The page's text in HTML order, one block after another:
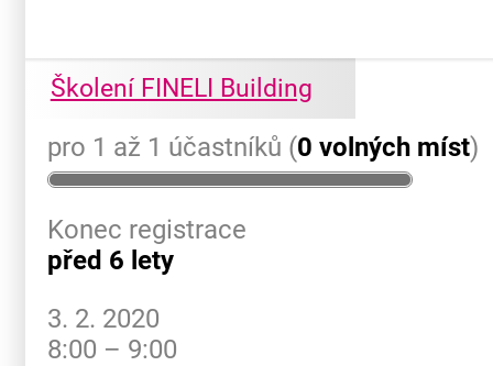
Školení FINELI Building
pro 1 až 1 účastníků (0 volných míst)
Konec registrace
před 6 lety
3. 2. 2020
8:00 – 9:00